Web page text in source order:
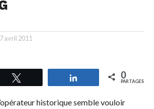
7 avril 2011
Partagez 0
PARTAGES
historique semble vouloir